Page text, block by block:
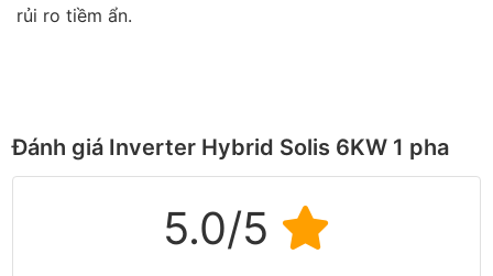
rủi ro tiềm ẩn.
Đánh giá Inverter Hybrid Solis 6KW 1 pha
5.0/5